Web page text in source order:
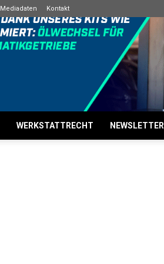
Mediadaten Kontakt
WERKSTATTRECHT NEWSLETTER